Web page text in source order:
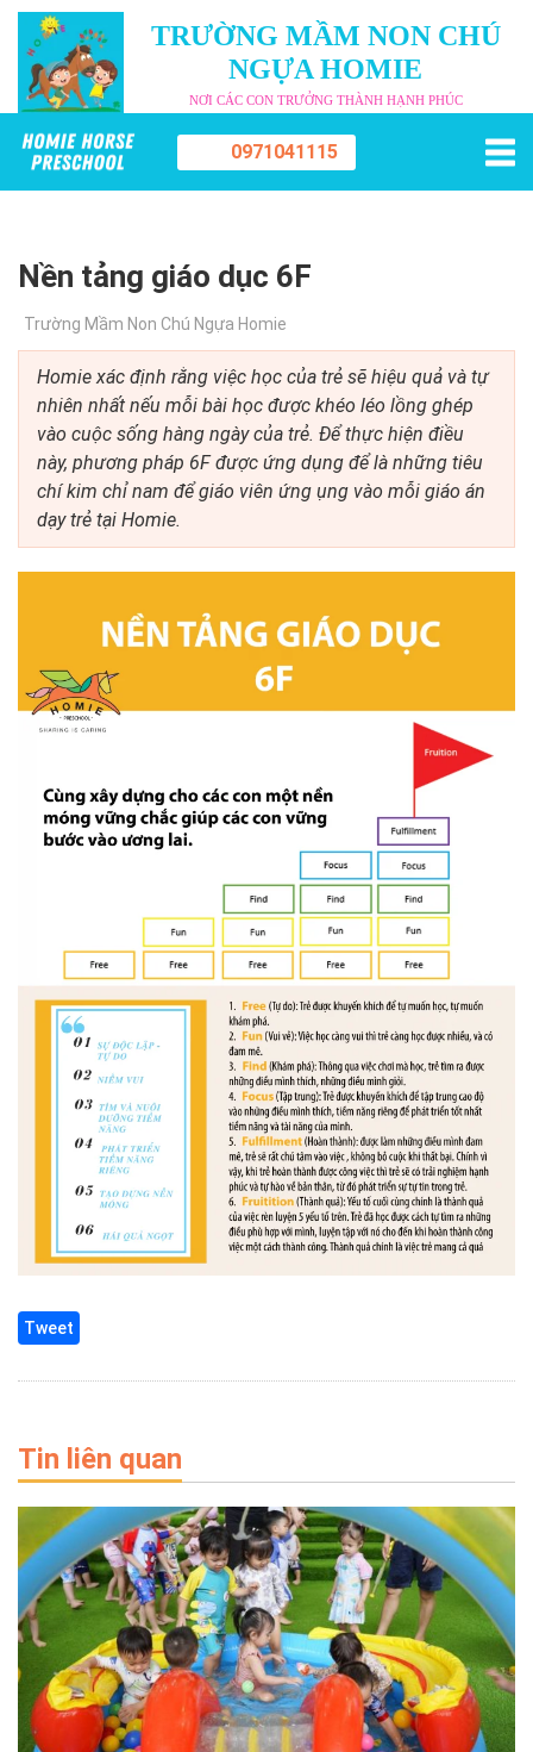
TRƯỜNG MẦM NON CHÚ
NGỰA HOMIE
NƠI CÁC CON TRƯỞNG THÀNH HẠNH PHÚC
0971041115
Nền tảng giáo dục 6F
Trường Mầm Non Chú Ngựa Homie
Homie xác định rằng việc học của trẻ sẽ hiệu quả và tự
nhiên nhất nếu mỗi bài học được khéo léo lồng ghép
vào cuộc sống hàng ngày của trẻ. Để thực hiện điều
này, phương pháp 6F được ứng dụng để là những tiêu
chí kim chỉ nam để giáo viên ứng ụng vào mỗi giáo án
dạy trẻ tại Homie.
Tweet
Tin liên quan